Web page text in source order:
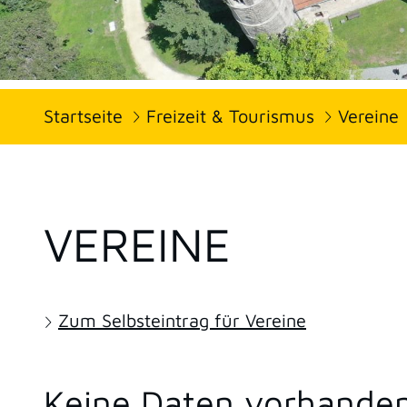
Startseite Freizeit & Tourismus Vereine
VEREINE
Zum Selbsteintrag für Vereine